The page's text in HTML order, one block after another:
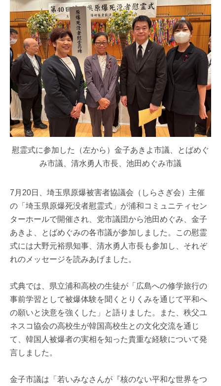
慰霊式に参加した（左から）金子あきよ市議、とばめぐ
み市議、清水勇人市長、池田めぐみ市議
7月20日、埼玉県原爆被害者協議会（しらさぎ会）主催
の「埼玉県原爆死没者慰霊式」が浦和コミュニティセン
ターホールで開催され、党市議団から池田めぐみ、金子
あきよ、とばめぐみの各市議が参加しました。この慰霊
式には大野元裕県知事、清水勇人市長も参加し、それぞ
れのメッセージを読みあげました。
式典では、県立浦和高校の生徒が「広島への修学旅行の
事前学習として被爆体験を聞くとりくみを通じて平和へ
の願いと決意を強くした」と語りました。また、秩父ユ
ネスコ協会の高校生が韓国高校生との文化交流を通じ
て、韓国人被爆者の実相を知った貴重な経験について発
言しました。
金子市議は「若いみなさんが『核のない平和な世界をつ